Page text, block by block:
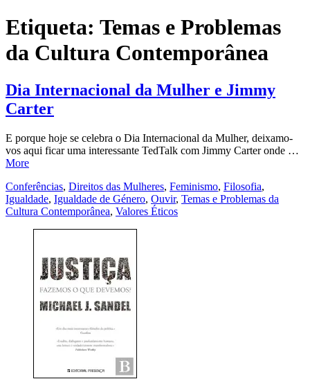
Etiqueta: Temas e Problemas
da Cultura Contemporânea
Dia Internacional da Mulher e Jimmy
Carter
E porque hoje se celebra o Dia Internacional da Mulher, deixamo-
vos aqui ficar uma interessante TedTalk com Jimmy Carter onde …
More
Conferências, Direitos das Mulheres, Feminismo, Filosofia,
Igualdade, Igualdade de Género, Ouvir, Temas e Problemas da
Cultura Contemporânea, Valores Éticos